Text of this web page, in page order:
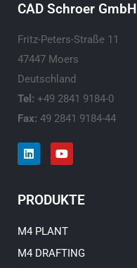
CAD Schroer GmbH
Fritz-Peters-Straße 11
47447 Moers
Deutschland
Tel: +49 2841 9184-0
Fax: 49 2841 9184-44
L
i
n
e
d
n
Y
o
u
u
b
PRODUKTE
M4 PLANT
M4 DRAFTING